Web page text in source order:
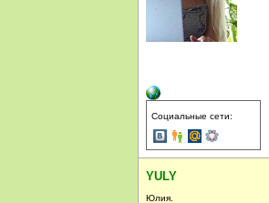
Социальные сети:
YULY
Юлия.